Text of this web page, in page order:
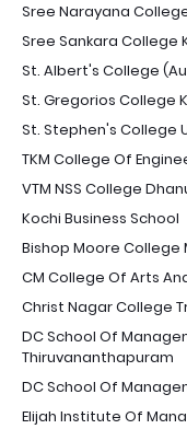
Sree Narayana
Sree Sankara College
St. Albert's College
St. Gregorios College
St. Stephen's College
TKM College Of
VTM NSS College
Kochi Business School
Bishop Moore College
CM College Of Arts
Christ Nagar College
DC School Of
Thiruvananthapuram
DC School Of
Elijah Institute Of